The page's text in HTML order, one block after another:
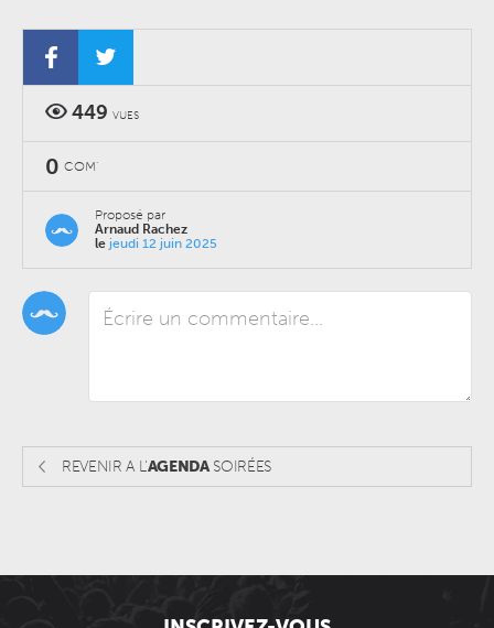
449 VUES
0 COM'
Proposé par
Arnaud Rachez
le jeudi 12 juin 2025
REVENIR A L'AGENDASOIRÉES